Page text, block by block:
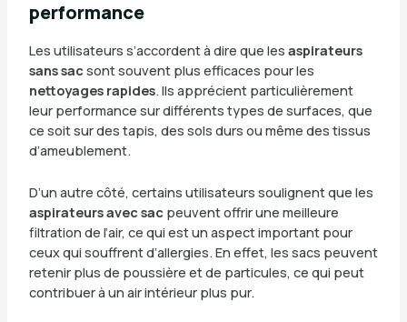
performance
Les utilisateurs s’accordent à dire que les aspirateurs
sans sacsont souvent plus efficaces pour les
nettoyages rapides. Ils apprécient particulièrement
leur performance sur différents types de surfaces, que
ce soit sur des tapis, des sols durs ou même des tissus
d’ameublement.
D’un autre côté, certains utilisateurs soulignent que les
aspirateurs avec sacpeuvent offrir une meilleure
filtration de l’air, ce qui est un aspect important pour
ceux qui souffrent d’allergies. En effet, les sacs peuvent
retenir plus de poussière et de particules, ce qui peut
contribuer à un air intérieur plus pur.